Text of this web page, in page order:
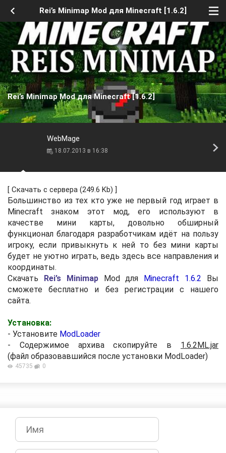
Rei’s Minimap Mod для Minecraft [1.6.2]
Rei’s Minimap Mod для Minecraft [1.6.2]
WebMage
18.07.2013 в 16:38
[ Скачать с сервера (249.6 Kb) ]
Большинство из тех кто уже не первый год играет в
Minecraft знаком этот мод, его используют в
качестве мини карты, довольно обширный
функционал благодаря разработчикам идёт на пользу
игроку, если привыкнуть к ней то без мини карты
будет не уютно играть, ведь здесь все направления и
координаты.
Скачать Rei’s MinimapMod для Minecraft 1.6.2 Вы
сможете бесплатно и без регистрации с нашего
сайта.
Установка:
- Установите ModLoader
- Содержимое архива скопируйте в 1.6.2ML.jar
(файл образовавшийся после установки ModLoader)
45735 0